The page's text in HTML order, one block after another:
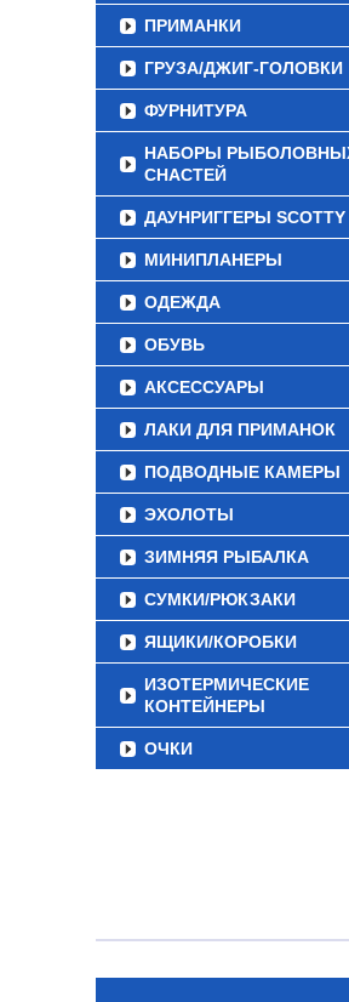
ПРИМАНКИ
ГРУЗА/ДЖИГ-ГОЛОВКИ
ФУРНИТУРА
НАБОРЫ
СНАСТЕЙ
ДАУНРИГГЕРЫ SCOTTY
МИНИПЛАНЕРЫ
ОДЕЖДА
ОБУВЬ
АКСЕССУАРЫ
ЛАКИ ДЛЯ ПРИМАНОК
ПОДВОДНЫЕ КАМЕРЫ
ЭХОЛОТЫ
ЗИМНЯЯ РЫБАЛКА
СУМКИ/РЮКЗАКИ
ЯЩИКИ/КОРОБКИ
ИЗОТЕРМИЧЕСКИЕ
КОНТЕЙНЕРЫ
ОЧКИ